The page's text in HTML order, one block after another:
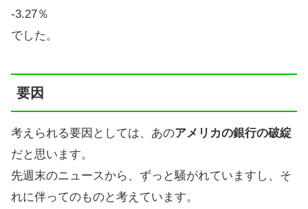
-3.27％
でした。
要因
考えられる要因としては、あのアメリカの銀行の破綻
だと思います。
先週末のニュースから、ずっと騒がれていますし、そ
れに伴ってのものと考えています。